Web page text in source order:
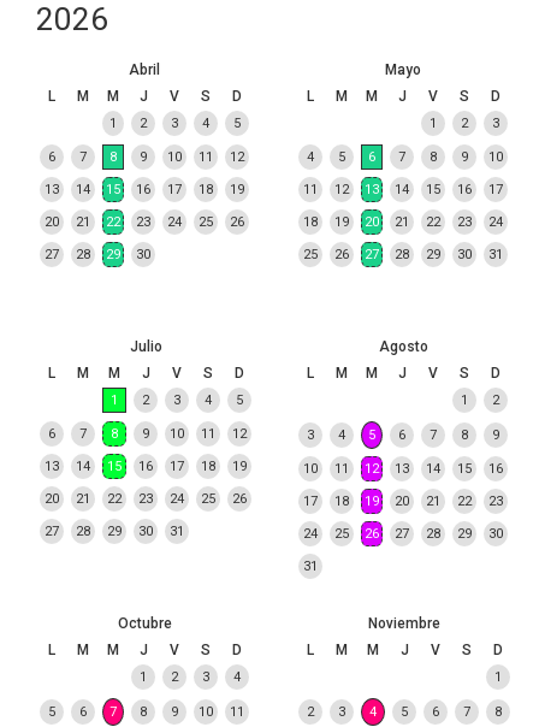
2026
Abril
L
M M J V S D
1 2 3 4 5
6 7 8 9 10 11 12
13 14 15 16 17 18 19
20 21 22 23 24 25 26
27 28 29 30
Mayo
L
M M J V S D
1 2 3
4 5 6 7 8 9 10
11 12 13 14 15 16 17
18 19 20 21 22 23 24
25 26 27 28 29 30 31
Julio
L
M M J V S D
1 2 3 4 5
6 7 8 9 10 11 12
13 14 15 16 17 18 19
20 21 22 23 24 25 26
27 28 29 30 31
Agosto
L
M M J V S D
1 2
3 4 5 6 7 8 9
10 11 12 13 14 15 16
17 18 19 20 21 22 23
24 25 26 27 28 29 30
31
Octubre
L
M M J V S D
1 2 3 4
5 6 7 8 9 10 11
Noviembre
L
M M J V S D
1
2 3 4 5 6 7 8